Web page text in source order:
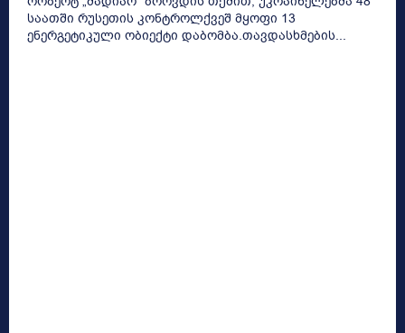
საათში რუსეთის კონტროლქვეშ მყოფი 13
ენერგეტიკული ობიექტი დაბომბა.თავდასხმების...